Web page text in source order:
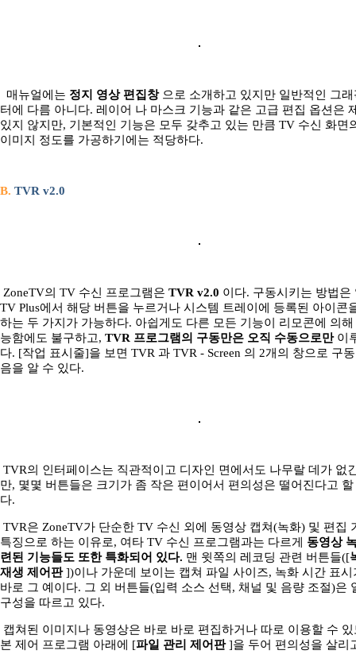
매뉴얼에는 정지 영상 편집창 으로 소개하고 있지만 일반적인 그
터에 다름 아니다. 레이어 나 마스크 기능과 같은 고급 편집 옵션은
있지 않지만, 기본적인 기능은 모두 갖추고 있는 만큼 TV 수신 화면
이미지 정도를 가공하기에는 적당하다.
B. TVR v2.0
ZoneTV의 TV 수신 프로그램은 TVR v2.0 이다. 구동시키는 방법은
TV Plus에서 해당 버튼을 누르거나 시스템 트레이에 등록된 아이콘
하는 두 가지가 가능하다. 아쉽게도 다른 모든 기능이 리모콘에 의
능함에도 불구하고, TVR 프로그램의 구동만은 오직 수동으로만이
다. [작업 표시줄]을 보면 TVR 과 TVR - Screen 의 2개의 창으로 구
음을 알 수 있다.
TVR의 인터페이스는 직관적이고 디자인 면에서도 나무랄 데가 없
만, 몇몇 버튼들은 크기가 좀 작은 편이어서 편의성은 떨어진다고
다.
TVR은 ZoneTV가 단순한 TV 수신 외에 동영상 캡쳐(녹화) 및 편집
특징으로 하는 이유로, 여타 TV 수신 프로그램과는 다르게 동영상
련된 기능들도 또한 특화되어 있다. 맨 윗쪽의 레코딩 관련 버튼들([
재생 제어판])이나 가운데 보이는 캡쳐 파일 사이즈, 녹화 시간 표시
바로 그 예이다. 그 외 버튼들(입력 소스 선택, 채널 및 음량 조절)은
구성을 따르고 있다.
캡쳐된 이미지나 동영상은 바로 바로 편집하거나 따로 이용할 수
본 제어 프로그램 아래에 [파일 관리 제어판]을 두어 편의성을 살리